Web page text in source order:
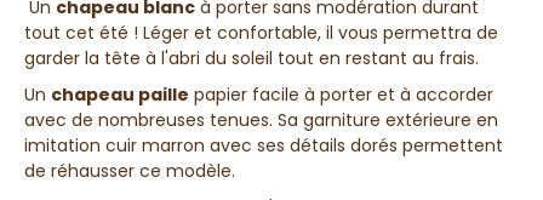
Un chapeau blanc à porter sans modération durant
tout cet été ! Léger et confortable, il vous permettra de
garder la tête à l'abri du soleil tout en restant au frais.
Un chapeau paille papier facile à porter et à accorder
avec de nombreuses tenues. Sa garniture extérieure en
imitation cuir marron avec ses détails dorés permettent
de réhausser ce modèle.